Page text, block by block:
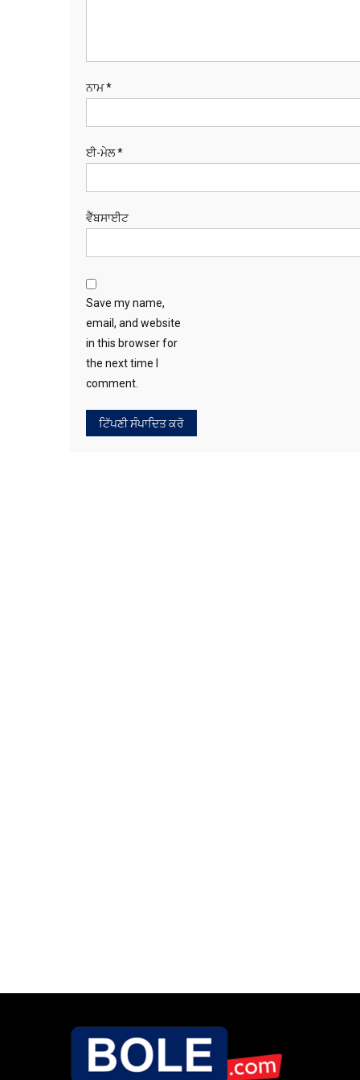
Save my name,
email, and website
in this browser for
the next time I